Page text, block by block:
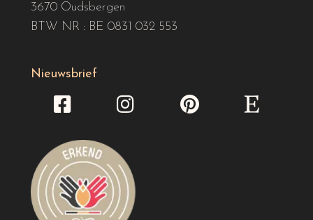
3670 Oudsbergen
BTW NR : BE 0831 032 553
Nieuwsbrief